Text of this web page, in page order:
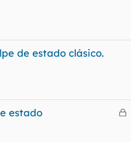
a
de estado clásico.
C
estado